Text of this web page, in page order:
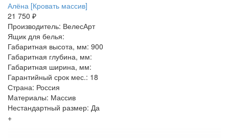
Алёна [Кровать массив]
21 750 ₽
Производитель: ВелесАрт
Ящик для белья:
Габаритная высота, мм: 900
Габаритная глубина, мм:
Габаритная ширина, мм:
Гарантийный срок мес.: 18
Страна: Россия
Материалы: Массив
Нестандартный размер: Да
+